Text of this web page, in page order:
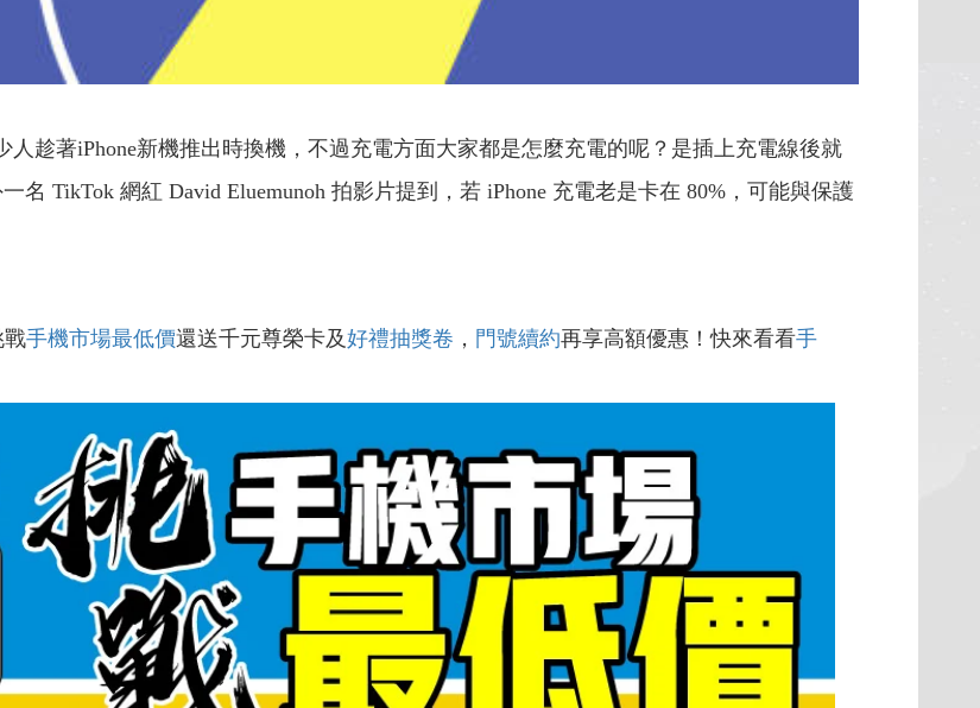
趁著iPhone新機推出時換機，不過充電方面大家都是怎麼充電的呢？是插上充電線後就
名 TikTok 網紅 David Eluemunoh 拍影片提到，若 iPhone 充電老是卡在 80%，可能與保護
戰手機市場最低價還送千元尊榮卡及好禮抽獎卷 ， 門號續約再享高額優惠！快來看看手